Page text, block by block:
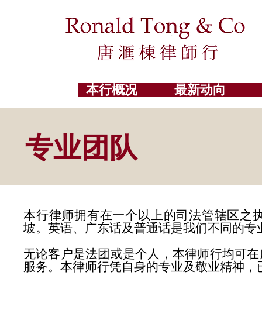
本行概况 最新动向
专业团队
本行律师拥有在一个以上的司法管辖区之
坡。英语、广东话及普通话是我们不同的
无论客户是法团或是个人，本律师行均可
服务。本律师行凭自身的专业及敬业精神